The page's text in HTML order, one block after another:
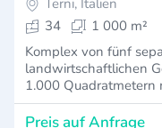
Terni, Italien
34
1 000 m²
Komplex von fünf
landwirtschaftlichen
1.000 Quadratmetern
Preis auf Anfrage